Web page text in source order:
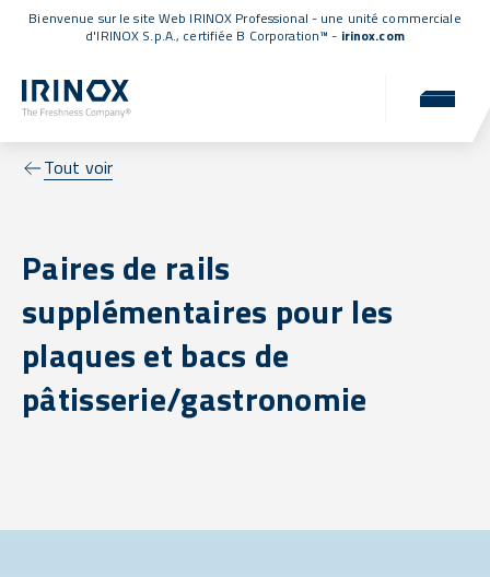
Bienvenue sur le site Web IRINOX Professional - une unité commerciale
d'IRINOX S.p.A., certifiée B Corporation™ - irinox.com
Tout voir
Paires de rails
supplémentaires pour les
plaques et bacs de
pâtisserie/gastronomie